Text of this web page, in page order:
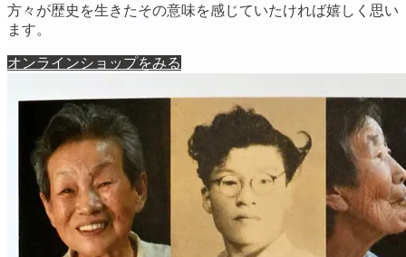
方々が歴史を生きたその意味を感じていたければ嬉しく思い
ます。
オンラインショップをみる